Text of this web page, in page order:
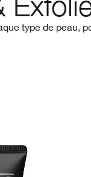
type de peau,